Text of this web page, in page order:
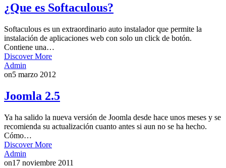
¿Que es Softaculous?
Softaculous es un extraordinario auto instalador que permite la
instalación de aplicaciones web con solo un click de botón.
Contiene una…
Discover More
Admin
on5 marzo 2012
Joomla 2.5
Ya ha salido la nueva versión de Joomla desde hace unos meses y se
recomienda su actualización cuanto antes si aun no se ha hecho.
Cómo…
Discover More
Admin
on17 noviembre 2011